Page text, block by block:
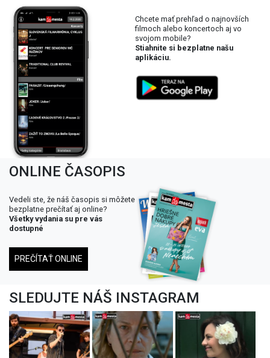
Chcete mať prehľad o najnovších
filmoch alebo koncertoch aj vo
svojom mobile?
Stiahnite si bezplatne našu
aplikáciu.
ONLINE ČASOPIS
Vedeli ste, že náš časopis si môžete
bezplatne prečítať aj online?
Všetky vydania su pre vás
dostupné
PREČÍTAŤ ONLINE
SLEDUJTE NÁŠ INSTAGRAM